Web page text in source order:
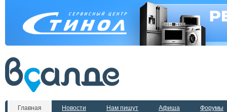
Главная Новости Нам пишут Афиша Форумы